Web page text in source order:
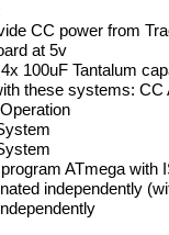
CC power from
at 5v
100uF Tantalum
these systems:
ATmega with
independently